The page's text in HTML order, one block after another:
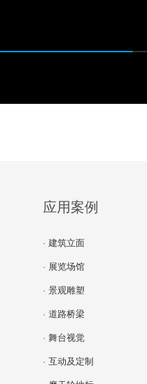
应用案例
· 建筑立面
· 展览场馆
· 景观雕塑
· 道路桥梁
· 舞台视觉
· 互动及定制